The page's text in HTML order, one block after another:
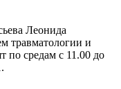
Леонида
травматологии и
по средам с 11.00 до